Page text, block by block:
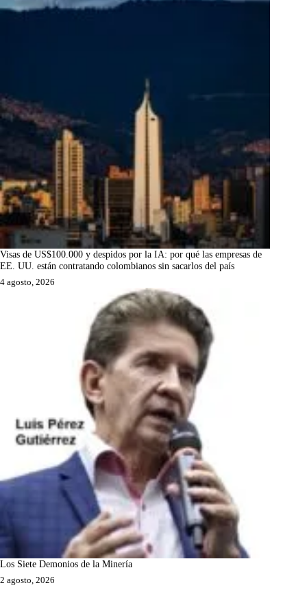
Visas de US$100.000 y despidos por la IA: por qué las empresas de
EE. UU. están contratando colombianos sin sacarlos del país
4 agosto, 2026
Los Siete Demonios de la Minería
2 agosto, 2026